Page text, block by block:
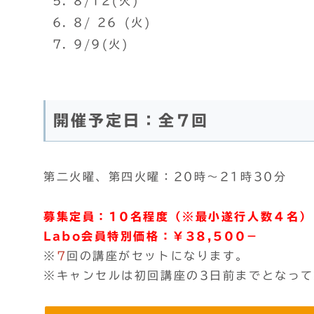
8/ 26 (火)
9/9(火)
開催予定日：全7回
第二火曜、第四火曜：20時～21時30分
募集定員：10名程度（※最小遂行人数４名）
Labo会員特別価格：￥38,500－
※ 7 回の講座がセットになります。
※キャンセルは初回講座の3日前までとなって